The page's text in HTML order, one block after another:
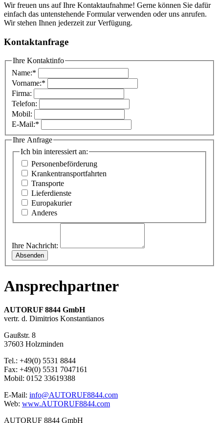
Wir freuen uns auf Ihre Kontaktaufnahme! Gerne können Sie dafür
einfach das untenstehende Formular verwenden oder uns anrufen.
Wir stehen Ihnen jederzeit zur Verfügung.
Kontaktanfrage
Ihre Kontaktinfo
Name:*
Vorname:*
Firma:
Telefon:
Mobil:
E-Mail:*
Ihre Anfrage
Ich bin interessiert an:
Personenbeförderung
Krankentransportfahrten
Transporte
Lieferdienste
Europakurier
Anderes
Ihre Nachricht:
Ansprechpartner
AUTORUF 8844 GmbH
vertr. d. Dimitrios Konstantianos
Gaußstr. 8
37603 Holzminden
Tel.: +49(0) 5531 8844
Fax: +49(0) 5531 7047161
Mobil: 0152 33619388
E-Mail: info@AUTORUF8844.com
Web: www.AUTORUF8844.com
AUTORUF 8844 GmbH